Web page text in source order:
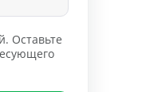
Оставьте